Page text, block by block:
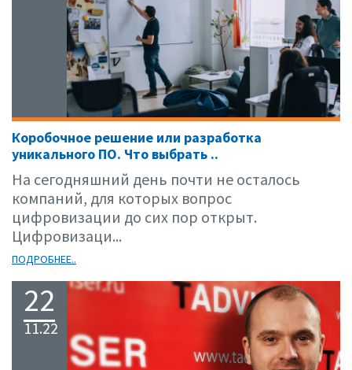
Коробочное решение или разработка
уникального ПО. Что выбрать ..
На сегодняшний день почти не осталось
компаний, для которых вопрос
цифровизации до сих пор открыт.
Цифровизаци...
ПОДРОБНЕЕ..
22
11.22